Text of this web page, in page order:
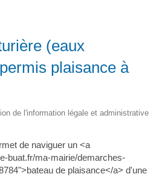
(eaux
plaisance à
de l'information légale et administrative
de naviguer un <a
buat.fr/ma-mairie/demarches-
de plaisance</a> d'une